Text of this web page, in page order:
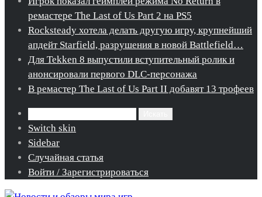
ремастере The Last of Us Part 2 на PS5
Rocksteady хотела делать другую игру, крупнейший
апдейт Starfield, разрушения в новой Battlefield…
Для Tekken 8 выпустили вступительный ролик и
анонсировали первого DLC-персонажа
В ремастер The Last of Us Part II добавят 13 трофеев
Switch skin
Sidebar
Случайная статья
Войти / Зарегистрироваться